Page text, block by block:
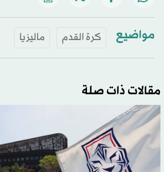
مواضيع كرة القدم ماليزيا
مقالات ذات صلة